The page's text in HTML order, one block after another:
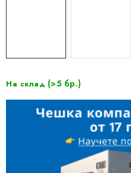
На склад (>5 бр.)